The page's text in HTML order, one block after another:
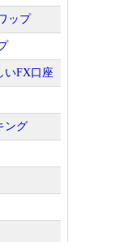
ップ
いFX口座
ング